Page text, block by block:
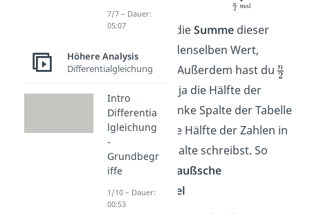
Auch hier hat dieSummedieser
Paare immer denselben Wert,
nämlich n + 1. Außerdem hast du
Paare, weil du ja die Hälfte der
Zahlen in die linke Spalte der Tabelle
und die andere Hälfte der Zahlen in
die mittlere Spalte schreibst. So
entsteht die
Gaußsche
Summenformel
7/7 – Dauer:
05:07
Höhere Analysis
Differentialgleichung
Intro
Differentia
lgleichung
-
Grundbegr
iffe
1/10 – Dauer:
00:53